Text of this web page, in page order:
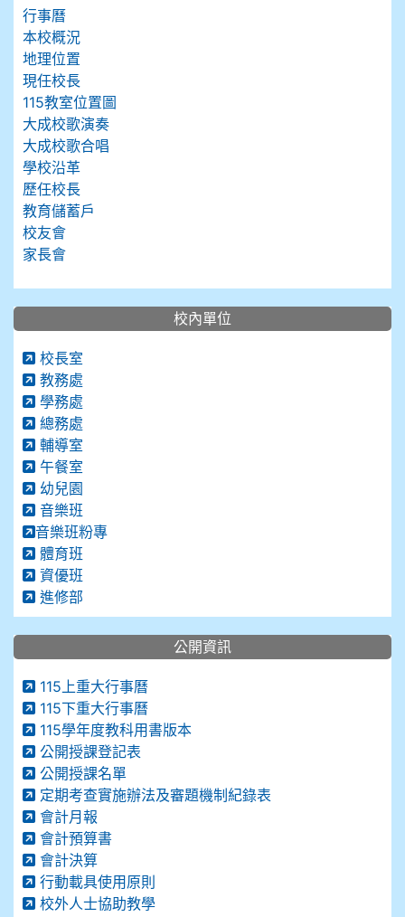
行事曆
本校概況
地理位置
現任校長
115教室位置圖
大成校歌演奏
大成校歌合唱
學校沿革
歷任校長
教育儲蓄戶
校友會
家長會
校內單位
校長室
教務處
學務處
總務處
輔導室
午餐室
幼兒園
音樂班
音樂班粉專
體育班
資優班
進修部
公開資訊
115上重大行事曆
115下重大行事曆
115學年度教科用書版本
公開授課登記表
公開授課名單
定期考查實施辦法及審題機制紀錄表
會計月報
會計預算書
會計決算
行動載具使用原則
校外人士協助教學